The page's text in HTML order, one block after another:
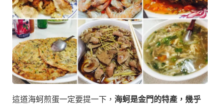
這道海蚵煎蛋一定要提一下， 海蚵是金門的特產，幾乎